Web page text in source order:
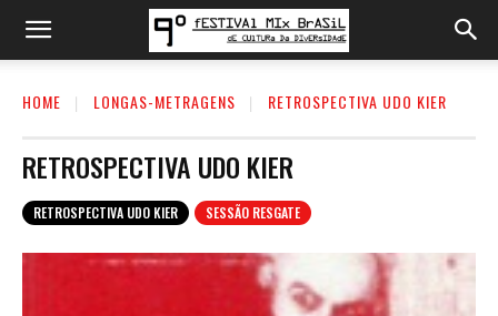
HOME LONGAS-METRAGENS RETROSPECTIVA UDO KIER
RETROSPECTIVA UDO KIER
RETROSPECTIVA UDO KIER SESSÃO RESGATE